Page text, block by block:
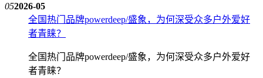
052026-05
全国热门品牌powerdeep/盛象，为何深受众多户外爱好
者青睐？
全国热门品牌powerdeep/盛象，为何深受众多户外爱好
者青睐？